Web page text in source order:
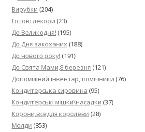
Вирубки (204)
Готові декори (23)
До Великодня! (195)
До Дня закоханих (188)
До нового року! (191)
До Свята Мами,8 березня (121)
Допоміжний інвентар, помічники (76)
Кондитерська сировина (95)
Кондитерські мішки\насадки (37)
Корони,вседля королеви (28)
Молди (853)